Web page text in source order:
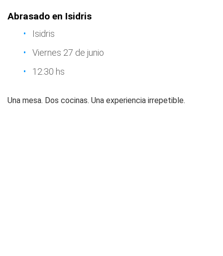
Abrasado en Isidris
Isidris
Viernes 27 de junio
12:30 hs
Una mesa. Dos cocinas. Una experiencia irrepetible.